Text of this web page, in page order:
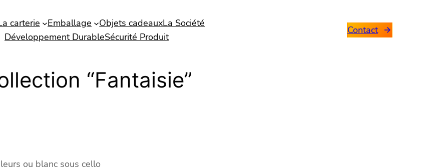
carterie Emballage Objets cadeauxLa Société
Développement DurableSécurité Produit
Contact
“Fantaisie”
ou blanc sous cello